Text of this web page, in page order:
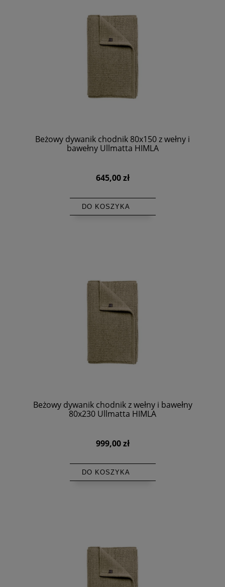
Beżowy dywanik chodnik 80x150 z wełny i
bawełny Ullmatta HIMLA
645,00 zł
DO KOSZYKA
Beżowy dywanik chodnik z wełny i bawełny
80x230 Ullmatta HIMLA
999,00 zł
DO KOSZYKA